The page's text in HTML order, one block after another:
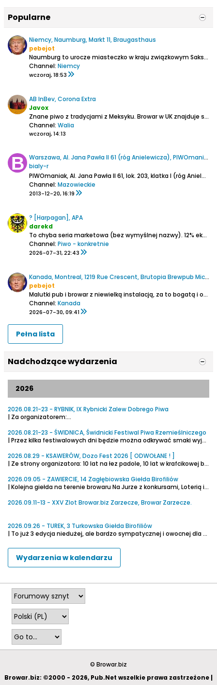
Popularne
Niemcy, Naumburg, Markt 11, Braugasthaus
pebejot
Naumburg to urocze miasteczko w kraju związkowym Saksonia-Anhalt, położone 45 km na południe od Lipska.
Channel: Niemcy
wczoraj, 18:53
AB InBev, Corona Extra
Javox
Znane piwo z tradycjami z Meksyku. Browar w UK znajduje się w Walii w miejscowości Magor (blisko Cardiff).
Channel: Walia
wczoraj, 14:13
Warszawa, Al. Jana Pawła II 61 (róg Anielewicza), PIWOmaniak
bialy-r
PIWOmaniak, Al. Jana Pawła II 61, lok. 203, klatka I (róg Anielewicza)
Channel: Mazowieckie
2013-12-20, 16:19
? [Harpagan], APA
darekd
To chyba seria marketowa (bez wymyślnej nazwy). 12% ekstr.
Channel: Piwo - konkretnie
2026-07-31, 22:43
Kanada, Montreal, 1219 Rue Crescent, Brutopia Brewpub Microbrasserie
pebejot
Malutki pub i browar z niewielką instalacją, za to bogatą i odważną ofertą piw.
Channel: Kanada
2026-07-30, 09:41
Pełna lista
Nadchodzące wydarzenia
2026
2026.08.21-23 - RYBNIK, IX Rybnicki Zalew Dobrego Piwa
| Za organizatorem:...
2026.08.21-23 - ŚWIDNICA, Świdnicki Festiwal Piwa Rzemieślniczego
| Przez kilka festiwalowych dni będzie można odkrywać smaki wyjątkowych piw z kilkunastu browarów rzemieślniczych z całej Polski. To doskonała okazja, by poznać nowe style piwne, spotkać pasjonatów warzenia i spędzić czas w wyjątkowej atmosferze.
2026.08.29 - KSAWERÓW, Dozo Fest 2026 [ ODWOŁANE ! ]
| Ze strony organizatora: 10 lat na łez padole, 10 lat w krafcikowej branży.
2026.09.05 - ZAWIERCIE, 14 Zagłębiowska Giełda Birofiliów
| Kolejna giełda na terenie browaru Na Jurze z konkursami, Loterią i miłym towarzystwem
2026.09.11-13 - XXV Zlot Browar.biz Zarzecze, Browar Zarzecze.
2026.09.26 - TUREK, 3 Turkowska Giełda Birofiliów
| To już 3 edycja niedużej, ale bardzo sympatycznej i owocnej dla kolekcjonerów imprezy.
2026.10.10-11 - WĄSOWO, Wąsowski Oktoberfest 2026
| Oktoberfest wraca do Wąsowa!Po świetnym weekendzie w 2025, kiedy stodoła była pełna ludzi, szklanki pełne piwa, a klimat jak w bawarskim namiocie, spotykamy się znowu - w tym roku bawimy się 10-11 października na terenie Browaru i Folwarku Wąsowo.
2026.11.27-28 - XX Pomorski Konkurs Piw Domowych
| XX Pomorski Konkurs Piw Domowych
2027
2027.03.18-20 - WARSZAWA, XXIII Warszawski Festiwal Piwa
| Organizator proponuje zapisać ten termin w notesie ołówkiem
Wydarzenia w kalendarzu
© Browar.biz
Browar.biz: ©2000 - 2026, Pub.Net wszelkie prawa zastrzeżone |